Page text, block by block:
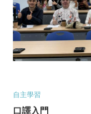
自主學習
口譯入門